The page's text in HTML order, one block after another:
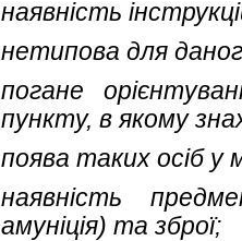
наявність
нетипова для
погане
пункту, в якому
поява таких осіб у
наявність
амуніція) та зброї;